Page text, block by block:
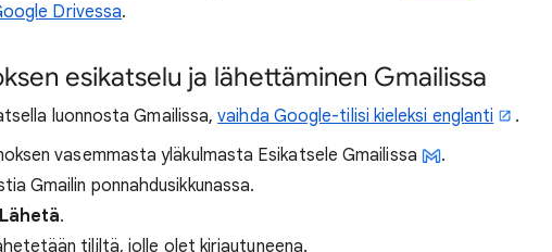
Drivessa.
esikatselu ja lähettäminen Gmailissa
luonnosta Gmailissa,vaihda Google-tilisi kieleksi englanti
.
vasemmasta yläkulmasta Esikatsele Gmailissa
.
Gmailin ponnahdusikkunassa.
Lähetä.
tililtä, jolle olet kirjautuneena.